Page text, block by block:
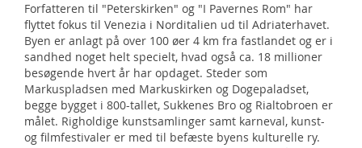
Forfatteren til "Peterskirken" og "I Pavernes Rom" har
flyttet fokus til Venezia i Norditalien ud til Adriaterhavet.
Byen er anlagt på over 100 øer 4 km fra fastlandet og er i
sandhed noget helt specielt, hvad også ca. 18 millioner
besøgende hvert år har opdaget. Steder som
Markuspladsen med Markuskirken og Dogepaladset,
begge bygget i 800-tallet, Sukkenes Bro og Rialtobroen er
målet. Righoldige kunstsamlinger samt karneval, kunst-
og filmfestivaler er med til befæste byens kulturelle ry.